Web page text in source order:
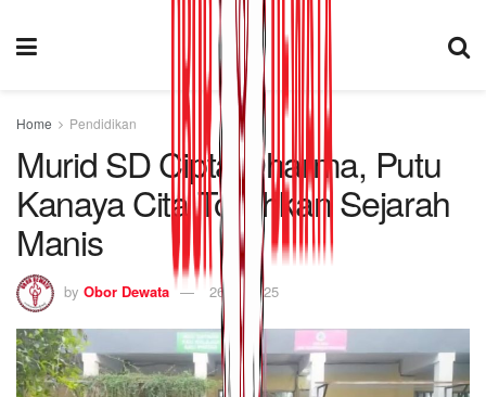
Home Pendidikan
Murid SD Cipta Dharma, Putu
Kanaya Cita Torehkan Sejarah
Manis
by Obor Dewata 26/05/2025